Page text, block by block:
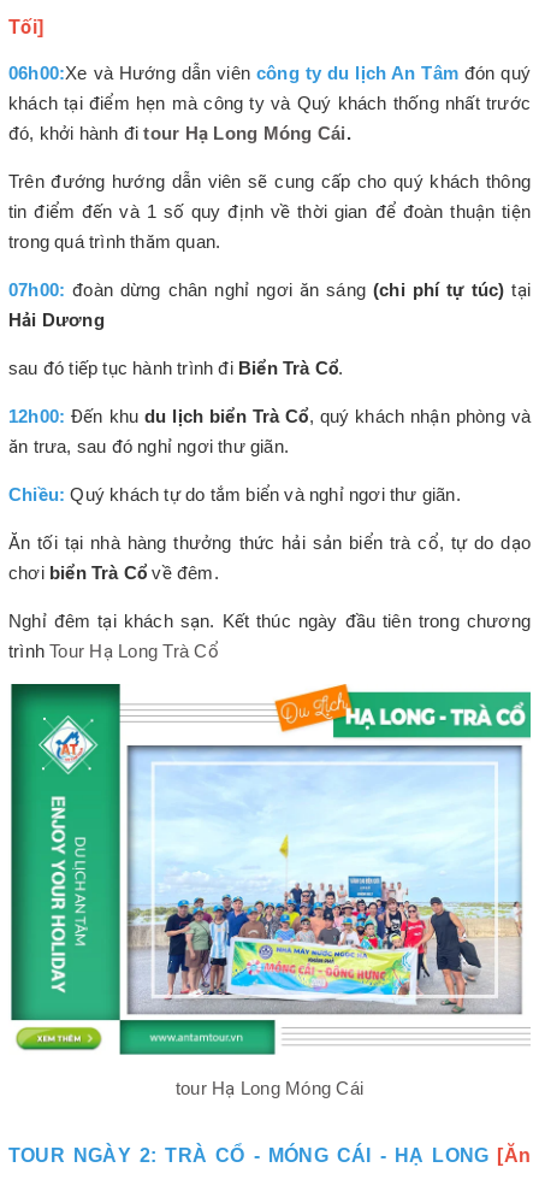
Tối]
06h00:Xe và Hướng dẫn viên công tydu lịch An Tâm đón quý
khách tại điểm hẹn mà công ty và Quý khách thống nhất trước
đó, khởi hành đitour Hạ Long Móng Cái.
Trên đướng hướng dẫn viên sẽ cung cấp cho quý khách thông
tin điểm đến và 1 số quy định về thời gian để đoàn thuận tiện
trong quá trình thăm quan.
07h00: đoàn dừng chân nghỉ ngơi ăn sáng (chi phí tự túc) tại
Hải Dương
sau đó tiếp tục hành trình đi Biển Trà Cổ.
12h00: Đến khu du lịch biển Trà Cổ, quý khách nhận phòng và
ăn trưa, sau đó nghỉ ngơi thư giãn.
Chiều: Quý khách tự do tắm biển và nghỉ ngơi thư giãn.
Ăn tối tại nhà hàng thưởng thức hải sản biển trà cổ, tự do dạo
chơi biển Trà Cổ về đêm.
Nghỉ đêm tại khách sạn. Kết thúc ngày đầu tiên trong chương
trìnhTour Hạ Long Trà Cổ
tour Hạ Long Móng Cái
TOUR NGÀY 2: TRÀ CỔ - MÓNG CÁI - HẠ LONG [Ăn